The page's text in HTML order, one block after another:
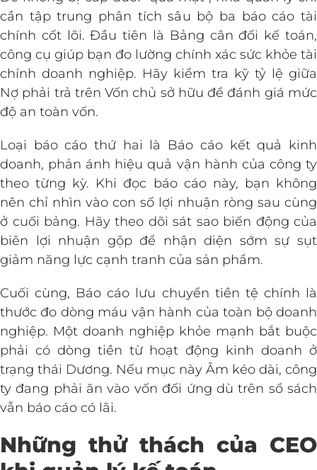
cần tập trung phân tích sâu bộ ba báo cáo tài
chính cốt lõi. Đầu tiên là Bảng cân đối kế toán,
công cụ giúp bạn đo lường chính xác sức khỏe tài
chính doanh nghiệp. Hãy kiểm tra kỹ tỷ lệ giữa
Nợ phải trả trên Vốn chủ sở hữu để đánh giá mức
độ an toàn vốn.
Loại báo cáo thứ hai là Báo cáo kết quả kinh
doanh, phản ánh hiệu quả vận hành của công ty
theo từng kỳ. Khi đọc báo cáo này, bạn không
nên chỉ nhìn vào con số lợi nhuận ròng sau cùng
ở cuối bảng. Hãy theo dõi sát sao biến động của
biên lợi nhuận gộp để nhận diện sớm sự sụt
giảm năng lực cạnh tranh của sản phẩm.
Cuối cùng, Báo cáo lưu chuyển tiền tệ chính là
thước đo dòng máu vận hành của toàn bộ doanh
nghiệp. Một doanh nghiệp khỏe mạnh bắt buộc
phải có dòng tiền từ hoạt động kinh doanh ở
trạng thái Dương. Nếu mục này Âm kéo dài, công
ty đang phải ăn vào vốn đối ứng dù trên sổ sách
vẫn báo cáo có lãi.
Những thử thách của CEO